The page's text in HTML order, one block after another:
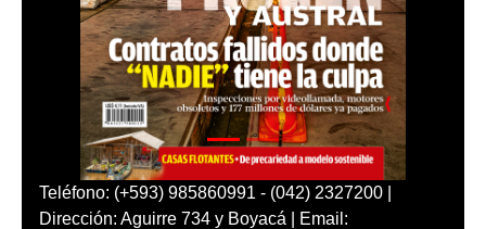
Teléfono: (+593) 985860991 - (042) 2327200 |
Dirección: Aguirre 734 y Boyacá | Email: